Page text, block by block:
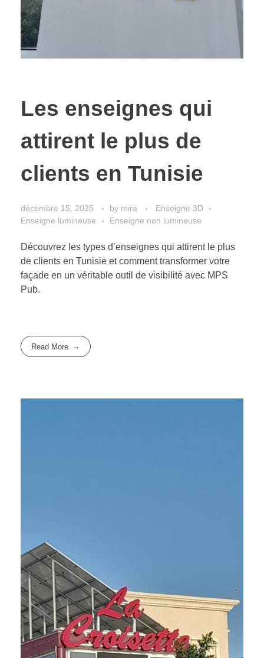
Les enseignes qui
attirent le plus de
clients en Tunisie
décembre 15, 2025 by mira
Enseigne 3D
Enseigne lumineuse
Enseigne non lumineuse
Découvrez les types d’enseignes qui attirent le plus
de clients en Tunisie et comment transformer votre
façade en un véritable outil de visibilité avec MPS
Pub.
Read More